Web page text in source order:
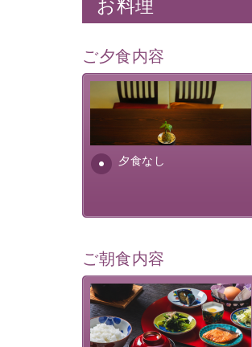
お料理
ご夕食内容
夕食なし
夕食なしご夕食を追加される
場合は、二食付きのプランを
お選びくださいませ。
ご朝食内容
さっぱりとした和食膳に使わ
れる食材は、諏訪の名産品を
ふんだんに取り入れ、安心・